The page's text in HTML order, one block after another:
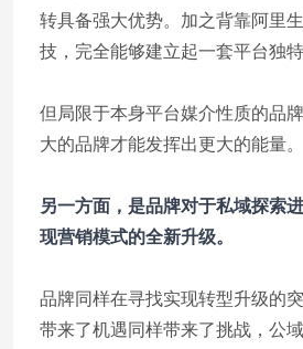
转具备强大优势。加之背靠阿里
技，完全能够建立起一套平台独特
但局限于本身平台媒介性质的品
大的品牌才能发挥出更大的能量。
另一方面，是品牌对于私域探索
现营销模式的全新升级。
品牌同样在寻找实现转型升级的
带来了机遇同样带来了挑战，公